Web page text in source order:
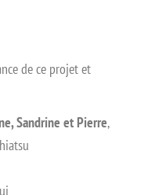
de ce projet et
Sandrine et Pierre,